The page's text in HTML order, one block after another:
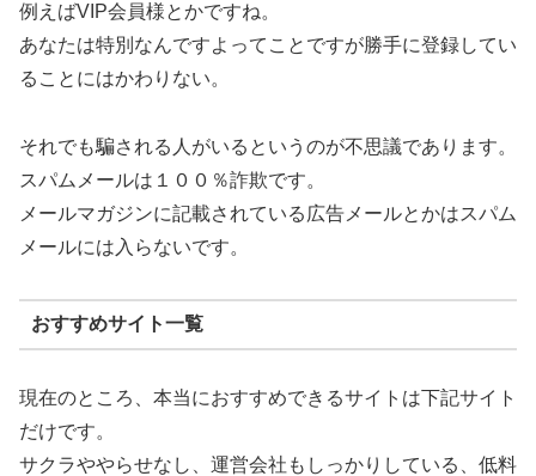
例えばVIP会員様とかですね。
あなたは特別なんですよってことですが勝手に登録してい
ることにはかわりない。
それでも騙される人がいるというのが不思議であります。
スパムメールは１００％詐欺です。
メールマガジンに記載されている広告メールとかはスパム
メールには入らないです。
おすすめサイト一覧
現在のところ、本当におすすめできるサイトは下記サイト
だけです。
サクラややらせなし、運営会社もしっかりしている、低料